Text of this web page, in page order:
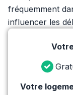
fréquemment
influencer les
Votre